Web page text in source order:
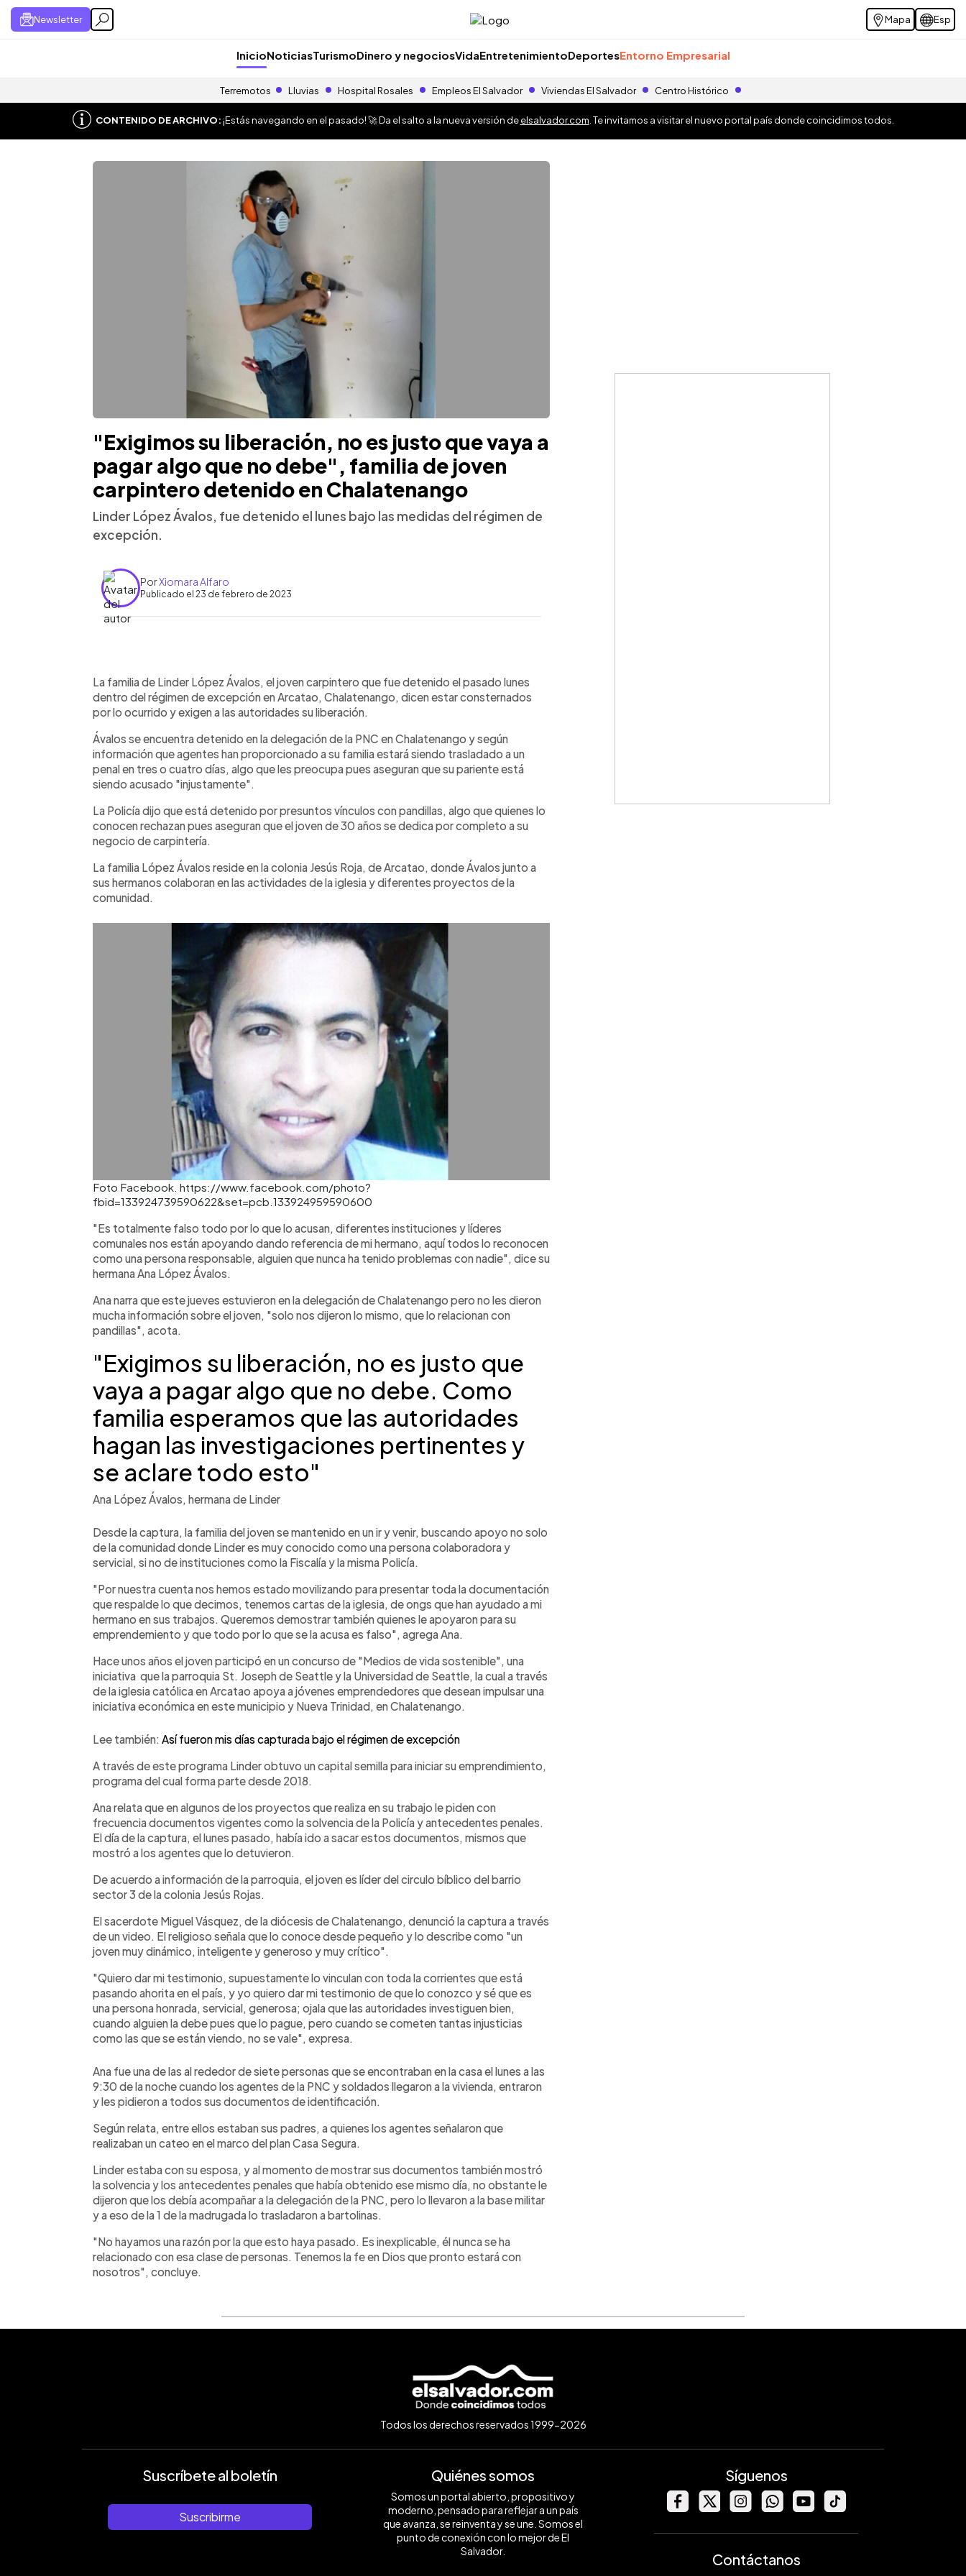
Newsletter Mapa Esp
InicioNoticiasTurismoDinero y negociosVidaEntretenimientoDeportesEntorno Empresarial
Terremotos Lluvias Hospital Rosales Empleos El Salvador Viviendas El Salvador Centro Histórico
CONTENIDO DE ARCHIVO:¡Estás navegando en el pasado! 🚀 Da el salto a la nueva versión deelsalvador.com . Te invitamos a visitar el nuevo portal país donde coincidimos todos.
"Exigimos su liberación, no es justo que vaya a
pagar algo que no debe", familia de joven
carpintero detenido en Chalatenango
Linder López Ávalos, fue detenido el lunes bajo las medidas del régimen de
excepción.
PorXiomara Alfaro
Publicado el 23 de febrero de 2023
► Escuchar artículo
La familia de Linder López Ávalos, el joven carpintero que fue detenido el pasado lunes
dentro del régimen de excepción en Arcatao, Chalatenango, dicen estar consternados
por lo ocurrido y exigen a las autoridades su liberación.
Ávalos se encuentra detenido en la delegación de la PNC en Chalatenango y según
información que agentes han proporcionado a su familia estará siendo trasladado a un
penal en tres o cuatro días, algo que les preocupa pues aseguran que su pariente está
siendo acusado "injustamente".
La Policía dijo que está detenido por presuntos vínculos con pandillas, algo que quienes lo
conocen rechazan pues aseguran que el joven de 30 años se dedica por completo a su
negocio de carpintería.
La familia López Ávalos reside en la colonia Jesús Roja, de Arcatao, donde Ávalos junto a
sus hermanos colaboran en las actividades de la iglesia y diferentes proyectos de la
comunidad.
Foto Facebook. https://www.facebook.com/photo?
fbid=133924739590622&set=pcb.133924959590600
"Es totalmente falso todo por lo que lo acusan, diferentes instituciones y líderes
comunales nos están apoyando dando referencia de mi hermano, aquí todos lo reconocen
como una persona responsable, alguien que nunca ha tenido problemas con nadie", dice su
hermana Ana López Ávalos.
Ana narra que este jueves estuvieron en la delegación de Chalatenango pero no les dieron
mucha información sobre el joven, "solo nos dijeron lo mismo, que lo relacionan con
pandillas", acota.
"Exigimos su liberación, no es justo que
vaya a pagar algo que no debe. Como
familia esperamos que las autoridades
hagan las investigaciones pertinentes y
se aclare todo esto"
Ana López Ávalos, hermana de Linder
Desde la captura, la familia del joven se mantenido en un ir y venir, buscando apoyo no solo
de la comunidad donde Linder es muy conocido como una persona colaboradora y
servicial, si no de instituciones como la Fiscalía y la misma Policía.
"Por nuestra cuenta nos hemos estado movilizando para presentar toda la documentación
que respalde lo que decimos, tenemos cartas de la iglesia, de ongs que han ayudado a mi
hermano en sus trabajos. Queremos demostrar también quienes le apoyaron para su
emprendemiento y que todo por lo que se la acusa es falso", agrega Ana.
Hace unos años el joven participó en un concurso de "Medios de vida sostenible", una
iniciativa que la parroquia St. Joseph de Seattle y la Universidad de Seattle, la cual a través
de la iglesia católica en Arcatao apoya a jóvenes emprendedores que desean impulsar una
iniciativa económica en este municipio y Nueva Trinidad, en Chalatenango.
Lee también: Así fueron mis días capturada bajo el régimen de excepción
A través de este programa Linder obtuvo un capital semilla para iniciar su emprendimiento,
programa del cual forma parte desde 2018.
Ana relata que en algunos de los proyectos que realiza en su trabajo le piden con
frecuencia documentos vigentes como la solvencia de la Policía y antecedentes penales.
El día de la captura, el lunes pasado, había ido a sacar estos documentos, mismos que
mostró a los agentes que lo detuvieron.
De acuerdo a información de la parroquia, el joven es líder del circulo bíblico del barrio
sector 3 de la colonia Jesús Rojas.
El sacerdote Miguel Vásquez, de la diócesis de Chalatenango, denunció la captura a través
de un video. El religioso señala que lo conoce desde pequeño y lo describe como "un
joven muy dinámico, inteligente y generoso y muy crítico".
"Quiero dar mi testimonio, supuestamente lo vinculan con toda la corrientes que está
pasando ahorita en el país, y yo quiero dar mi testimonio de que lo conozco y sé que es
una persona honrada, servicial, generosa; ojala que las autoridades investiguen bien,
cuando alguien la debe pues que lo pague, pero cuando se cometen tantas injusticias
como las que se están viendo, no se vale", expresa.
Ana fue una de las al rededor de siete personas que se encontraban en la casa el lunes a las
9:30 de la noche cuando los agentes de la PNC y soldados llegaron a la vivienda, entraron
y les pidieron a todos sus documentos de identificación.
Según relata, entre ellos estaban sus padres, a quienes los agentes señalaron que
realizaban un cateo en el marco del plan Casa Segura.
Linder estaba con su esposa, y al momento de mostrar sus documentos también mostró
la solvencia y los antecedentes penales que había obtenido ese mismo día, no obstante le
dijeron que los debía acompañar a la delegación de la PNC, pero lo llevaron a la base militar
y a eso de la 1 de la madrugada lo trasladaron a bartolinas.
"No hayamos una razón por la que esto haya pasado. Es inexplicable, él nunca se ha
relacionado con esa clase de personas. Tenemos la fe en Dios que pronto estará con
nosotros", concluye.
Todos los derechos reservados 1999-2026
Suscríbete al boletín
Suscribirme
Quiénes somos
Somos un portal abierto, propositivo y
moderno, pensado para reflejar a un país
que avanza, se reinventa y se une. Somos el
punto de conexión con lo mejor de El
Salvador.
Síguenos
Contáctanos